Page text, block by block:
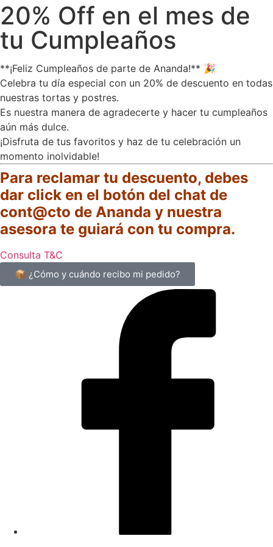
20% Off en el mes de
tu Cumpleaños
**¡Feliz Cumpleaños de parte de Ananda!** 🎉
Celebra tu día especial con un 20% de descuento en todas
nuestras tortas y postres.
Es nuestra manera de agradecerte y hacer tu cumpleaños
aún más dulce.
¡Disfruta de tus favoritos y haz de tu celebración un
momento inolvidable!
Para reclamar tu descuento, debes
dar click en el botón del chat de
cont@cto de Ananda y nuestra
asesora te guiará con tu compra.
Consulta T&C
📦 ¿Cómo y cuándo recibo mi pedido?